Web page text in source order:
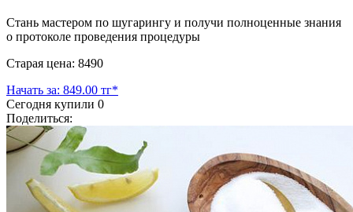
Стань мастером по шугарингу и получи полноценные знания
о протоколе проведения процедуры
Старая цена: 8490
Начать за: 849.00 тг*
Сегодня купили 0
Поделиться: